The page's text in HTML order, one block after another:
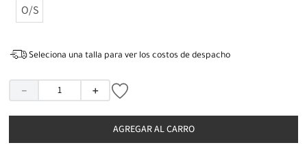
O/S
Seleciona una talla para ver los costos de despacho
＋
－
AGREGAR AL CARRO